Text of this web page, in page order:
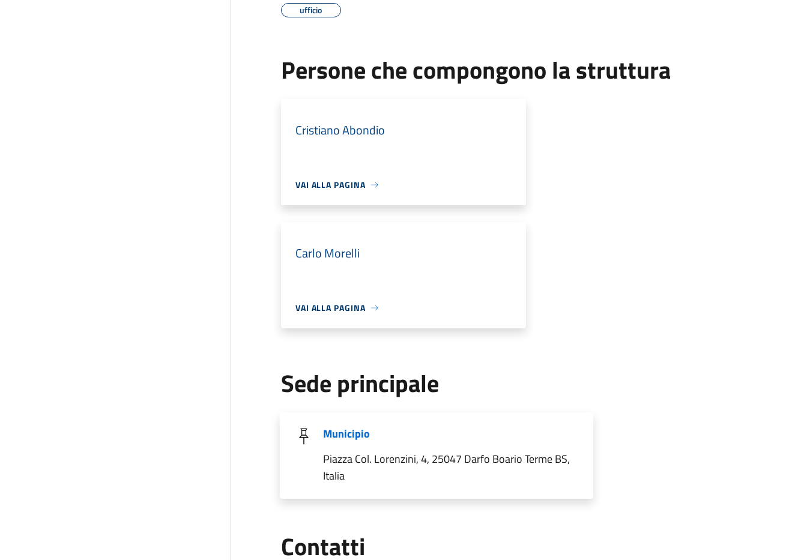
ufficio
Persone che compongono la struttura
Cristiano Abondio
VAI ALLA PAGINA
Carlo Morelli
VAI ALLA PAGINA
Sede principale
Municipio
Piazza Col. Lorenzini, 4, 25047 Darfo Boario Terme BS,
Italia
Contatti